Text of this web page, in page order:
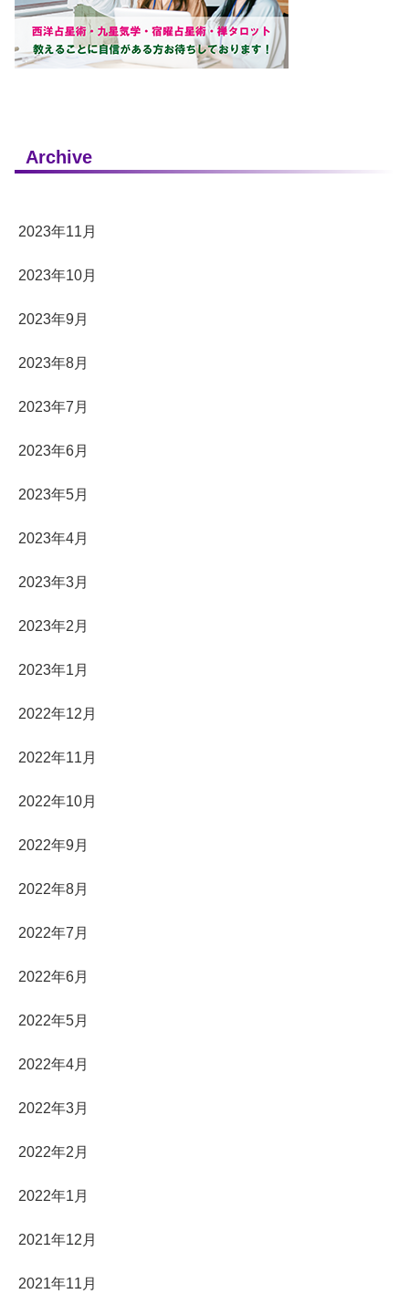
Archive
2023年11月
2023年10月
2023年9月
2023年8月
2023年7月
2023年6月
2023年5月
2023年4月
2023年3月
2023年2月
2023年1月
2022年12月
2022年11月
2022年10月
2022年9月
2022年8月
2022年7月
2022年6月
2022年5月
2022年4月
2022年3月
2022年2月
2022年1月
2021年12月
2021年11月